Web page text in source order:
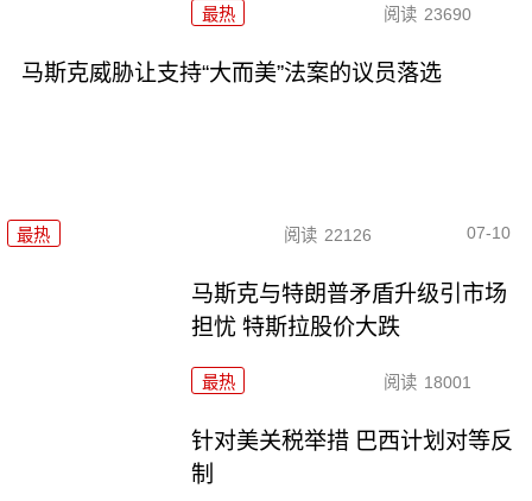
最热 阅读 23690
马斯克威胁让支持“大而美”法案的议员落选
最热 阅读 22126 07-10
马斯克与特朗普矛盾升级引市场
担忧 特斯拉股价大跌
最热 阅读 18001
针对美关税举措 巴西计划对等反
制